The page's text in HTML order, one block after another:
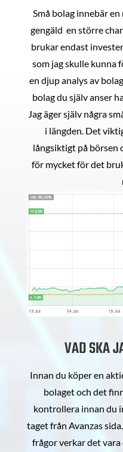
Små bolag innebär
gengäld en större
brukar endast
som jag skulle
en djup analys av
bolag du själv anser
Jag äger själv några
i längden. Det
långsiktigt på börsen
för mycket för det
VAD SKA
Innan du köper en
bolaget och det
kontrollera innan du
taget från Avanzas
frågor verkar det